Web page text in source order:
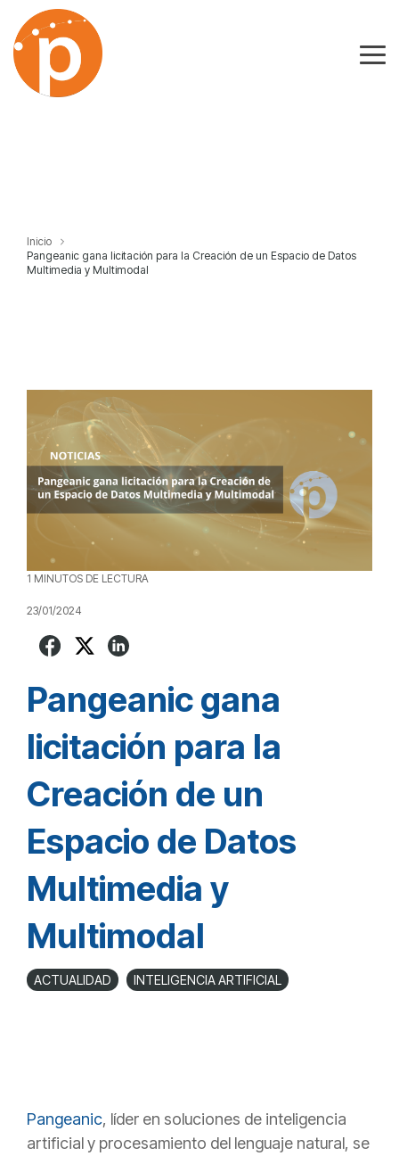
the
main
content.
Inicio
Pangeanic gana licitación para la Creación de un Espacio de Datos
Multimedia y Multimodal
1 MINUTOS DE LECTURA
23/01/2024
Pangeanic gana
licitación para la
Creación de un
Espacio de Datos
Multimedia y
Multimodal
ACTUALIDAD INTELIGENCIA ARTIFICIAL
Pangeanic, líder en soluciones de inteligencia
artificial y procesamiento del lenguaje natural, se